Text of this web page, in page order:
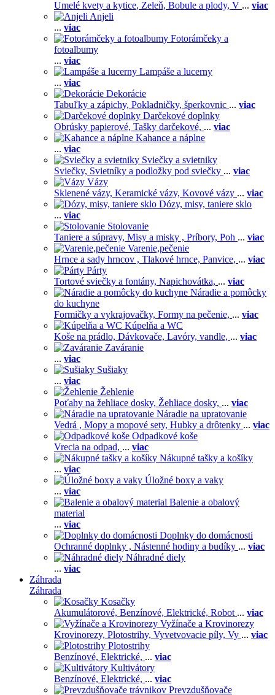
Umelé kvety a kytice, Zeleň, Bobule a plody, V ... viac
Anjeli
... viac
Fotorámčeky a
fotoalbumy
... viac
Lampáše a lucerny
... viac
Dekorácie
Tabuľky a zápichy, Pokladničky, šperkovnic ... viac
Darčekové doplnky
Obrúsky papierové, Tašky darčekové, ... viac
Kahance a náplne
... viac
Sviečky a svietniky
Sviečky, Svietníky a podložky pod sviečky ... viac
Vázy
Sklenené vázy, Keramické vázy, Kovové vázy ... viac
Dózy, misy, taniere sklo
... viac
Stolovanie
Taniere a súpravy, Misy a misky , Príbory, Poh ... viac
Varenie,pečenie
Hrnce a sady hrncov , Tlakové hrnce, Panvice, ... viac
Párty
Tortové sviečky a fontány, Napichovátka, ... viac
Náradie a pomôcky
do kuchyne
Formičky a vykrajovačky, Formy na pečenie, ... viac
Kúpelňa a WC
Koše na prádlo, Dávkovače, Lavóry, vandle, ... viac
Zaváranie
... viac
Sušiaky
... viac
Žehlenie
Poťahy na žehliace dosky, Žehliace dosky, ... viac
Náradie na upratovanie
Vedrá , Mopy a mopové sety, Hubky a drôtenky ... viac
Odpadkové koše
Vrecia na odpad, ... viac
Nákupné tašky a košíky
... viac
Úložné boxy a vaky
... viac
Balenie a obalový
material
... viac
Doplnky do domácnosti
Ochranné doplnky , Nástenné hodiny a budíky ... viac
Náhradné diely
... viac
Záhrada
Záhrada
Kosačky
Akumulátorové, Benzínové, Elektrické, Robot ... viac
Vyžínače a Krovinorezy
Krovinorezy, Plotostrihy, Vyvetvovacie píly, Vy ... viac
Plotostrihy
Benzínové, Elektrické, ... viac
Kultivátory
Benzínové, Elektrické, ... viac
Prevzdušňovače